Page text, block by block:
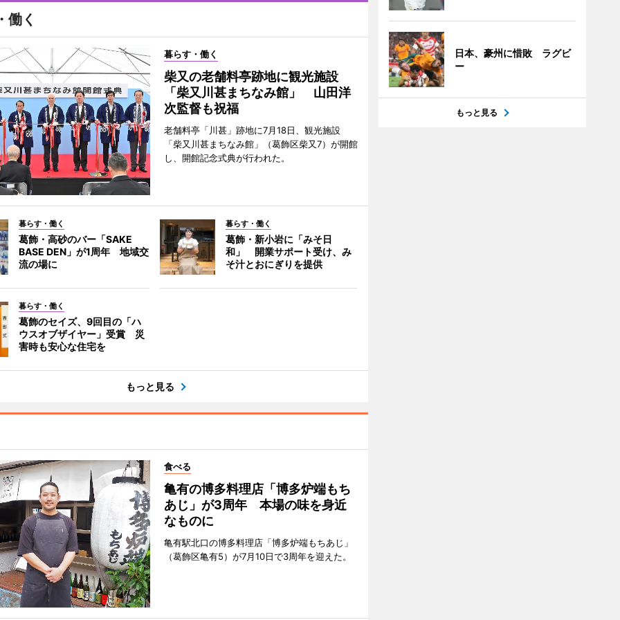
働く
暮らす・働く
柴又の老舗料亭跡地に観光施設
「柴又川甚まちなみ館」 山田洋
次監督も祝福
老舗料亭「川甚」跡地に7月18日、観光施設
「柴又川甚まちなみ館」（葛飾区柴又7）が開館
し、開館記念式典が行われた。
暮らす・働く
葛飾・高砂のバー「SAKE
BASE DEN」が1周年 地域交
流の場に
暮らす・働く
葛飾・新小岩に「みそ日
和」 開業サポート受け、み
そ汁とおにぎりを提供
暮らす・働く
葛飾のセイズ、9回目の「ハ
ウスオブザイヤー」受賞 災
害時も安心な住宅を
もっと見る
食べる
亀有の博多料理店「博多炉端もち
あじ」が3周年 本場の味を身近
なものに
亀有駅北口の博多料理店「博多炉端もちあじ」
（葛飾区亀有5）が7月10日で3周年を迎えた。
日本、豪州に惜敗 ラグビ
ー
もっと見る